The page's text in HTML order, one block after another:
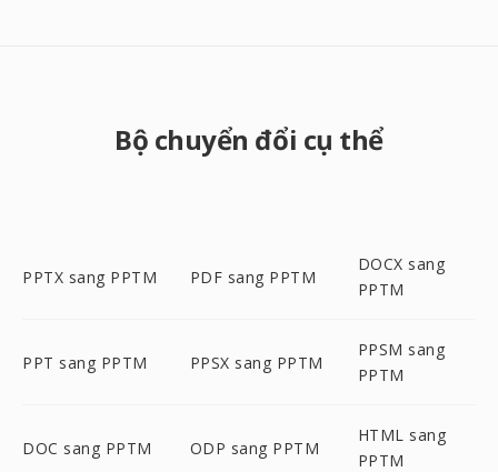
Bộ chuyển đổi cụ thể
PPTX sang PPTM PDF sang PPTM
DOCX sang
PPTM
PPT sang PPTM PPSX sang PPTM
PPSM sang
PPTM
DOC sang PPTM ODP sang PPTM
HTML sang
PPTM